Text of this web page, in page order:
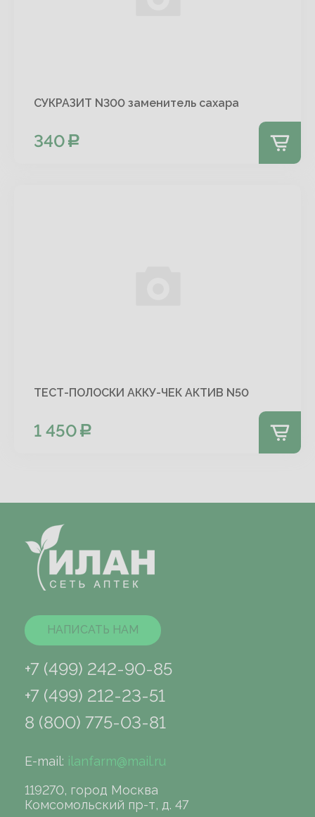
СУКРАЗИТ N300 заменитель сахара
340
ТЕСТ-ПОЛОСКИ АККУ-ЧЕК АКТИВ N50
1 450
НАПИСАТЬ НАМ
+7 (499) 242-90-85
+7 (499) 212-23-51
8 (800) 775-03-81
E-mail: ilanfarm@mail.ru
119270, город Москва
Комсомольский пр-т, д. 47